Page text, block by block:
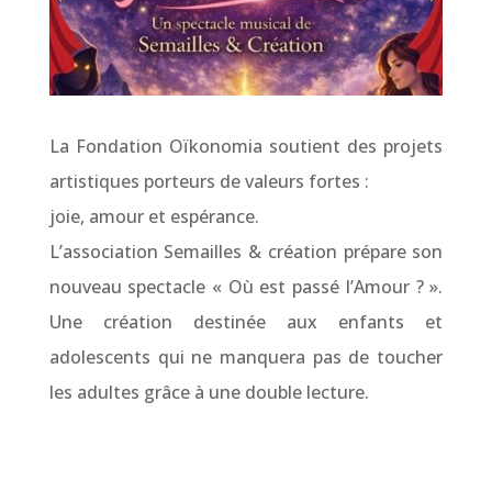
La Fondation Oïkonomia soutient des projets
artistiques porteurs de valeurs fortes :
joie, amour et espérance.
L’association Semailles & création prépare son
nouveau spectacle « Où est passé l’Amour ? ».
Une création destinée aux enfants et
adolescents qui ne manquera pas de toucher
les adultes grâce à une double lecture.